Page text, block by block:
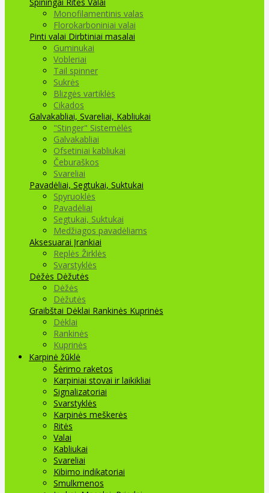
Monofilamentinis valas
Florokarboniniai valai
Pinti valai Dirbtiniai masalai
Guminukai
Vobleriai
Tail spinner
Sukrės
Blizgės vartiklės
Cikados
Galvakabliai, Svareliai, Kabliukai
"Stinger" Sistemėlės
Galvakabliai
Ofsetiniai kabliukai
Čeburaškos
Svareliai
Pavadėliai, Segtukai, Suktukai
Spyruoklės
Pavadėliai
Segtukai, Suktukai
Medžiagos pavadėliams
Aksesuarai Įrankiai
Replės Žirklės
Svarstyklės
Dėžės Dėžutės
Dėžės
Dėžutės
Graibštai Dėklai Rankinės Kuprinės
Dėklai
Rankinės
Kuprinės
Karpinė žūklė
Šėrimo raketos
Karpiniai stovai ir laikikliai
Signalizatoriai
Svarstyklės
Karpinės meškerės
Ritės
Valai
Kabliukai
Svareliai
Kibimo indikatoriai
Smulkmenos